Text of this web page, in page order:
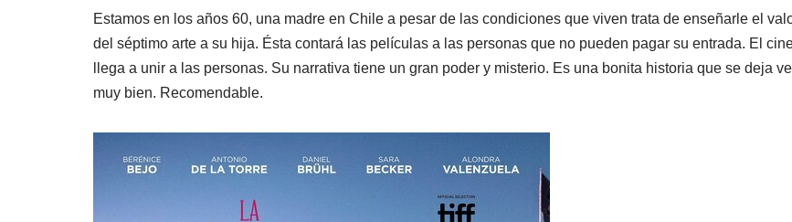
Estamos en los años 60, una madre en Chile a pesar de las condiciones que viven trata de enseñarle el
del séptimo arte a su hija. Ésta contará las películas a las personas que no pueden pagar su entrada. El
llega a unir a las personas. Su narrativa tiene un gran poder y misterio. Es una bonita historia que se deja
muy bien. Recomendable.